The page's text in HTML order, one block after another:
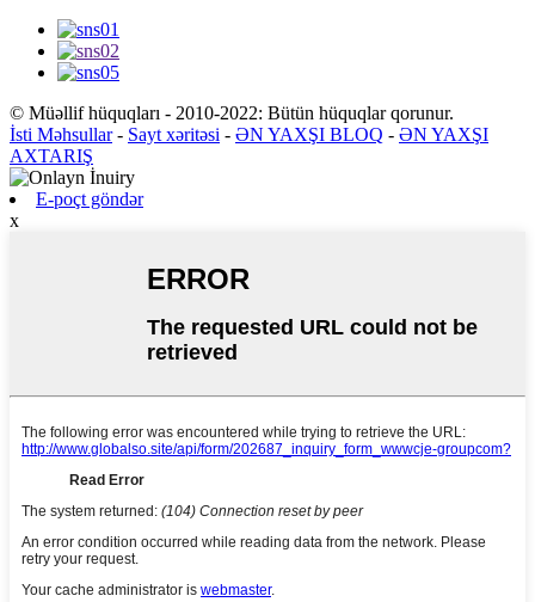
© Müəllif hüquqları - 2010-2022: Bütün hüquqlar qorunur.
İsti Məhsullar- Sayt xəritəsi - ƏN YAXŞI BLOQ - ƏN YAXŞI
AXTARIŞ
E-poçt göndər
x